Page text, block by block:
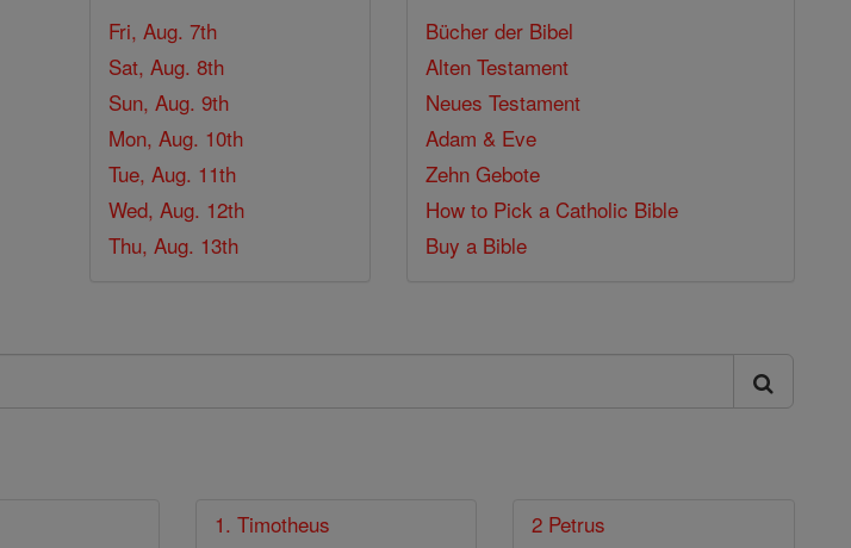
Fri, Aug. 7th
Sat, Aug. 8th
Sun, Aug. 9th
Mon, Aug. 10th
Tue, Aug. 11th
Wed, Aug. 12th
Thu, Aug. 13th
Bücher der Bibel
Alten Testament
Neues Testament
Adam & Eve
Zehn Gebote
How to Pick a Catholic Bible
Buy a Bible
1. Timotheus 2 Petrus